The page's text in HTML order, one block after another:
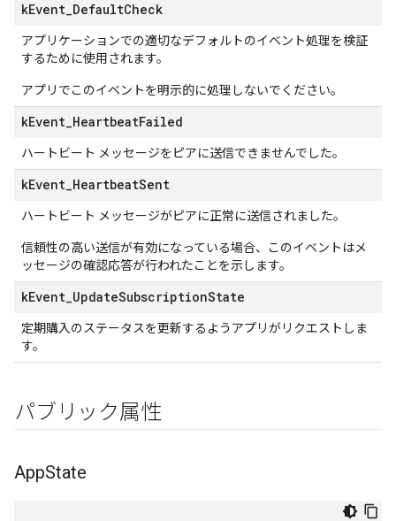
kEvent DefaultCheck
アプリケーションでの適切なデフォルトのイベント処理を検証
するために使用されます。
アプリでこのイベントを明示的に処理しないでください。
kEvent HeartbeatFailed
ハートビート メッセージをピアに送信できませんでした。
kEvent HeartbeatSent
ハートビート メッセージがピアに正常に送信されました。
信頼性の高い送信が有効になっている場合、このイベントはメ
ッセージの確認応答が行われたことを示します。
kEvent UpdateSubscriptionState
定期購入のステータスを更新するようアプリがリクエストしま
す。
パブリック属性
AppState